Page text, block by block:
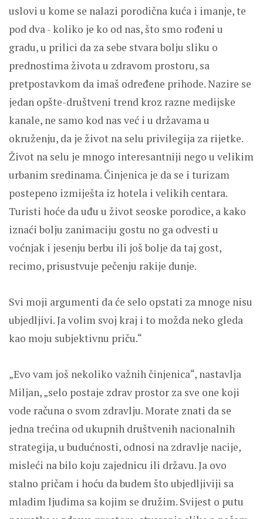
uslovi u kome se nalazi porodična kuća i imanje, te
pod dva - koliko je ko od nas, što smo rođeni u
gradu, u prilici da za sebe stvara bolju sliku o
prednostima života u zdravom prostoru, sa
pretpostavkom da imaš određene prihode. Nazire se
jedan opšte-društveni trend kroz razne medijske
kanale, ne samo kod nas već i u državama u
okruženju, da je život na selu privilegija za rijetke.
Život na selu je mnogo interesantniji nego u velikim
urbanim sredinama. Činjenica je da se i turizam
postepeno izmiješta iz hotela i velikih centara.
Turisti hoće da uđu u život seoske porodice, a kako
iznaći bolju zanimaciju gostu no ga odvesti u
voćnjak i jesenju berbu ili još bolje da taj gost,
recimo, prisustvuje pečenju rakije dunje.
Svi moji argumenti da će selo opstati za mnoge nisu
ubjedljivi. Ja volim svoj kraj i to možda neko gleda
kao moju subjektivnu priču.“
„Evo vam još nekoliko važnih činjenica“, nastavlja
Miljan, „selo postaje zdrav prostor za sve one koji
vode računa o svom zdravlju. Morate znati da se
jedna trećina od ukupnih društvenih nacionalnih
strategija, u budućnosti, odnosi na zdravlje nacije,
misleći na bilo koju zajednicu ili državu. Ja ovo
stalno pričam i hoću da budem što ubjedljiviji sa
mladim ljudima sa kojim se družim. Svijest o putu